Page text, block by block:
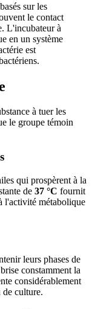
sur les
le contact
L'incubateur à
en un système
est
à tuer les
le groupe témoin
qui prospèrent à la
de 37 °C fournit
l'activité métabolique
leurs phases de
constamment la
considérablement
de culture.